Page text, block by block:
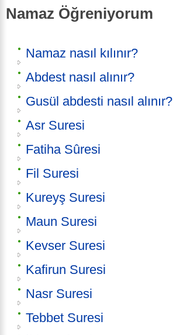
Namaz Öğreniyorum
Namaz nasıl kılınır?
Abdest nasıl alınır?
Gusül abdesti nasıl alınır?
Asr Suresi
Fatiha Sûresi
Fil Suresi
Kureyş Suresi
Maun Suresi
Kevser Suresi
Kafirun Suresi
Nasr Suresi
Tebbet Suresi